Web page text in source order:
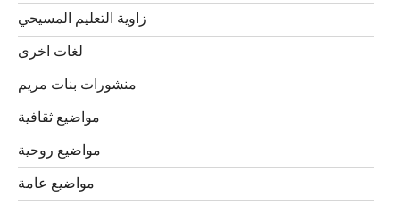
زاوية التعليم المسيحي
لغات اخرى
منشورات بنات مريم
مواضيع ثقافية
مواضيع روحية
مواضيع عامة